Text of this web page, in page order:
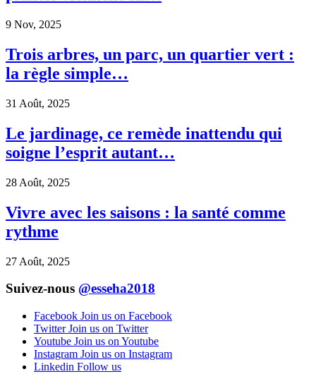
9 Nov, 2025
Trois arbres, un parc, un quartier vert :
la règle simple…
31 Août, 2025
Le jardinage, ce remède inattendu qui
soigne l’esprit autant…
28 Août, 2025
Vivre avec les saisons : la santé comme
rythme
27 Août, 2025
Suivez-nous @esseha2018
Facebook Join us on Facebook
Twitter Join us on Twitter
Youtube Join us on Youtube
Instagram Join us on Instagram
Linkedin Follow us